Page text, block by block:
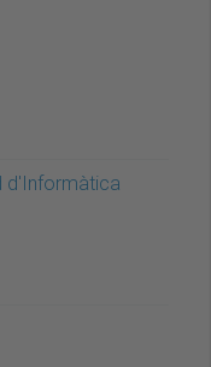
d'Informàtica